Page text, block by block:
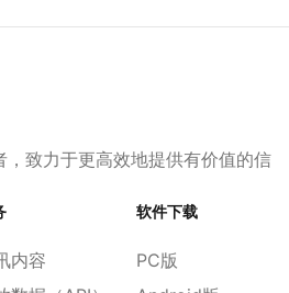
致力于更高效地提供有价值的信
内容
软件下载
PC版